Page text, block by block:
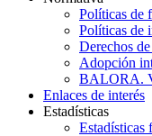
Políticas de
Políticas de
Derechos
Adopción
BALORA.
Enlaces de interés
Estadísticas
Estadísticas